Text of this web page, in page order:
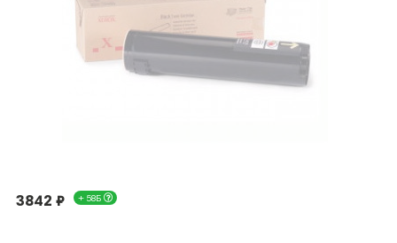
3842 ₽ + 58Б